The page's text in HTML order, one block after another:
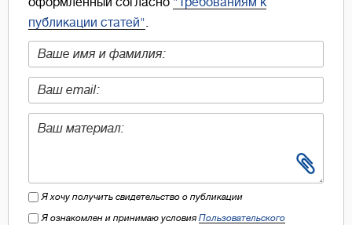
публикации статей".
Я хочу получить свидетельство о публикации
Я ознакомлен и принимаю условия Пользовательского